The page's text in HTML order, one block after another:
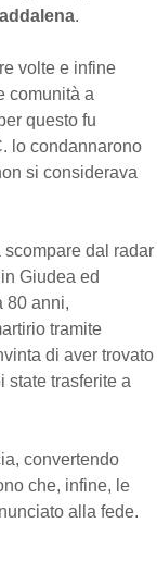
.
volte e infine
comunità a
questo fu
lo condannarono
si considerava
dal radar
Giudea ed
80 anni,
tramite
di aver trovato
state trasferite a
convertendo
che, infine, le
alla fede.